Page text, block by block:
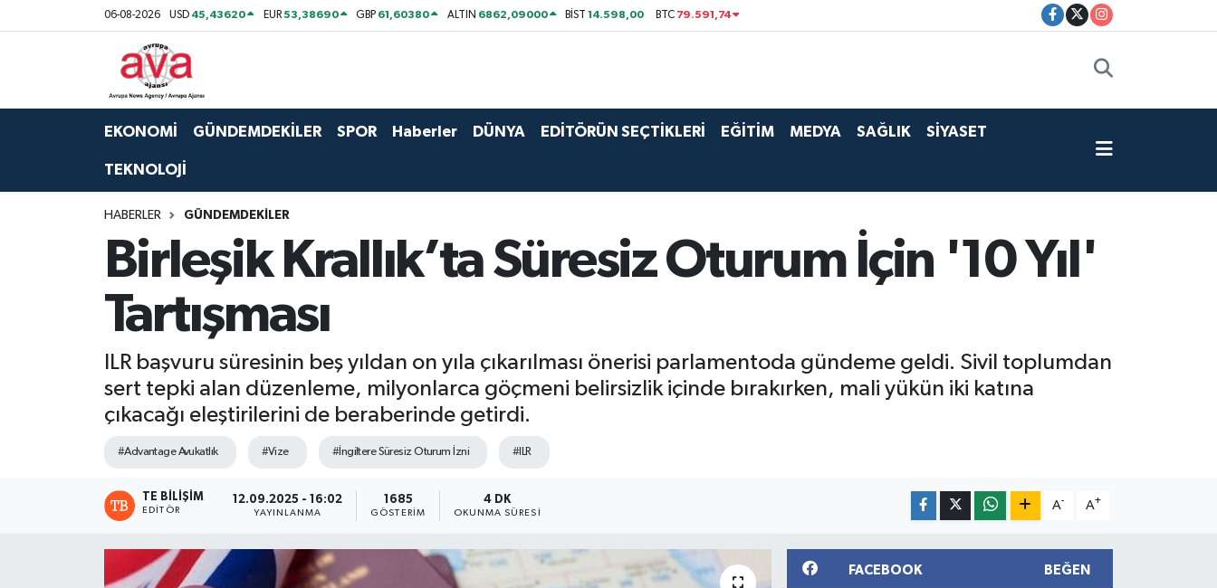
06-08-2026 USD 45,43620 EUR53,38690 GBP 61,60380 ALTIN 6862,09000 BİST14.598,00 BTC 79.591,74
EKONOMİ GÜNDEMDEKİLER SPOR Haberler DÜNYA EDİTÖRÜN SEÇTİKLERİ EĞİTİM MEDYA SAĞLIK SİYASET
TEKNOLOJİ
HABERLER GÜNDEMDEKİLER
Birleşik Krallık’ta Süresiz Oturum İçin '10 Yıl'
Tartışması
ILR başvuru süresinin beş yıldan on yıla çıkarılması önerisi parlamentoda gündeme geldi. Sivil toplumdan
sert tepki alan düzenleme, milyonlarca göçmeni belirsizlik içinde bırakırken, mali yükün iki katına
çıkacağı eleştirilerini de beraberinde getirdi.
#Advantage Avukatlık #Vize #İngiltere Süresiz Oturum İzni #ILR
TE BILIŞIM
EDITÖR
12.09.2025 - 16:02
YAYINLANMA
1685
GÖSTERIM
4 DK
OKUNMA SÜRESI
A- A+
FACEBOOK BEĞEN
Nöbetçi Eczaneler
Namaz Vakitleri
Trafik Durumu
Süper Lig Puan Durumu ve Fikstür
Tüm Manşetler
Haber Arşivi